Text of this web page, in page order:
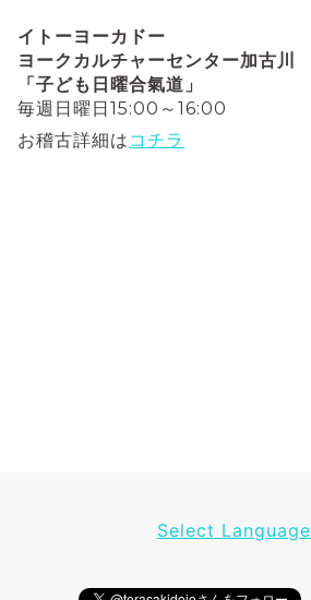
イトーヨーカドー
ヨークカルチャーセンター加古川
「子ども日曜合氣道」
毎週日曜日15:00～16:00
お稽古詳細は コチラ
Select Language